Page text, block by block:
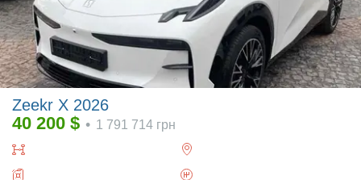
Zeekr X 2026
40 200 $ • 1 791 714 грн